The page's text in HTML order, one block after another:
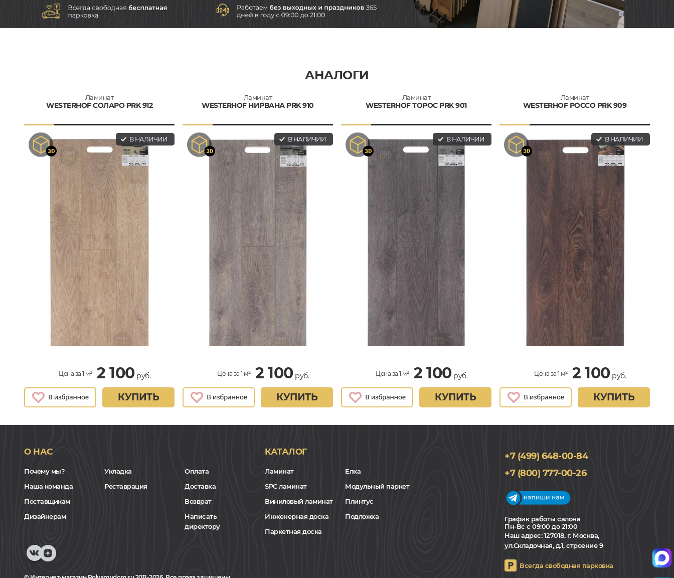
АНАЛОГИ
Ламинат
WESTERHOF СОЛАРО PRK 912
В НАЛИЧИИ
Цена за 1 м² 2 100руб.
КУПИТЬ
Ламинат
WESTERHOF НИРВАНА PRK 910
В НАЛИЧИИ
Цена за 1 м² 2 100руб.
КУПИТЬ
Ламинат
WESTERHOF ТОРОС PRK 901
В НАЛИЧИИ
Цена за 1 м² 2 100руб.
КУПИТЬ
Ламинат
WESTERHOF РОССО PRK 909
В НАЛИЧИИ
Цена за 1 м² 2 100руб.
КУПИТЬ
О НАС
Почему мы?
Наша команда
Поставщикам
Дизайнерам
Укладка
Реставрация
Оплата
Доставка
Возврат
Написать
директору
КАТАЛОГ
Ламинат
SPC ламинат
Виниловый ламинат
Инженерная доска
Паркетная доска
Елка
Модульный паркет
Плинтус
Подложка
+7 (499) 648-00-84
+7 (800) 777-00-26
График работы салона
Пн-Вс с 09:00 до 21:00
Наш адрес:127018, г. Москва,
ул.Складочная, д.1, строение 9
Всегда свободная парковка